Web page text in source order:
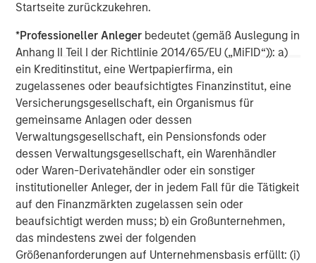
Startseite zurückzukehren.
*Professioneller Anleger bedeutet (gemäß Auslegung in
Anhang II Teil I der Richtlinie 2014/65/EU („MiFID“)): a)
ein Kreditinstitut, eine Wertpapierfirma, ein
zugelassenes oder beaufsichtigtes Finanzinstitut, eine
Versicherungsgesellschaft, ein Organismus für
gemeinsame Anlagen oder dessen
Verwaltungsgesellschaft, ein Pensionsfonds oder
dessen Verwaltungsgesellschaft, ein Warenhändler
oder Waren-Derivatehändler oder ein sonstiger
institutioneller Anleger, der in jedem Fall für die Tätigkeit
auf den Finanzmärkten zugelassen sein oder
beaufsichtigt werden muss; b) ein Großunternehmen,
das mindestens zwei der folgenden
Größenanforderungen auf Unternehmensbasis erfüllt: (i)
the FN50’s list of the UK’s top 50 contract hire companies,
company is widely regarded as having industry leading IT
systems, and Pulse, its online fleet diagnostic platform,
has won many accolades including the Fleet News ‘Best
New Product or Service’ Award and the BusinessCar
Techies Award.
Morgan Stanley Capital Partners
Morgan Stanley Capital Partners manages a middle-
market private equity platform with a strong focus on
value creation. The team has invested capital in a broad
spectrum of industries for over two decades.